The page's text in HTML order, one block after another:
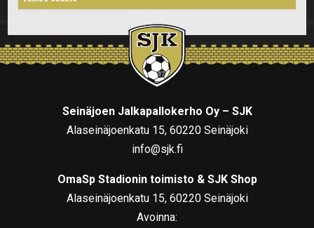
Seinäjoen Jalkapallokerho Oy – SJK
Alaseinäjoenkatu 15, 60220 Seinäjoki
info@sjk.fi
OmaSp Stadionin toimisto & SJK Shop
Alaseinäjoenkatu 15, 60220 Seinäjoki
Avoinna: